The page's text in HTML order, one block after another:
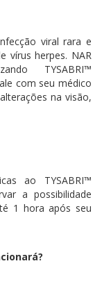
viral rara e
vírus herpes. NAR
TYSABRI™
com seu médico
na visão,
ao TYSABRI™
a possibilidade
1 hora após seu